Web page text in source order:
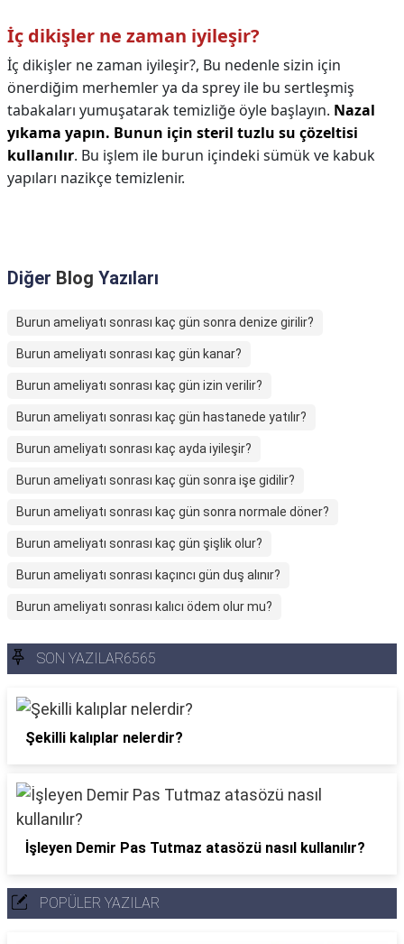
İç dikişler ne zaman iyileşir?
İç dikişler ne zaman iyileşir?, Bu nedenle sizin için
önerdiğim merhemler ya da sprey ile bu sertleşmiş
tabakaları yumuşatarak temizliğe öyle başlayın. Nazal
yıkama yapın. Bunun için steril tuzlu su çözeltisi
kullanılır. Bu işlem ile burun içindeki sümük ve kabuk
yapıları nazikçe temizlenir.
Diğer Blog Yazıları
Burun ameliyatı sonrası kaç gün sonra denize girilir?
Burun ameliyatı sonrası kaç gün kanar?
Burun ameliyatı sonrası kaç gün izin verilir?
Burun ameliyatı sonrası kaç gün hastanede yatılır?
Burun ameliyatı sonrası kaç ayda iyileşir?
Burun ameliyatı sonrası kaç gün sonra işe gidilir?
Burun ameliyatı sonrası kaç gün sonra normale döner?
Burun ameliyatı sonrası kaç gün şişlik olur?
Burun ameliyatı sonrası kaçıncı gün duş alınır?
Burun ameliyatı sonrası kalıcı ödem olur mu?
SON YAZILAR6565
Şekilli kalıplar nelerdir?
İşleyen Demir Pas Tutmaz atasözü nasıl kullanılır?
POPÜLER YAZILAR